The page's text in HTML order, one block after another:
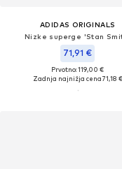
ADIDAS ORIGINALS
Nizke superge 'Stan
71,91 €
Prvotno: 119,00 €
Zadnja najnižja cena71,18 €